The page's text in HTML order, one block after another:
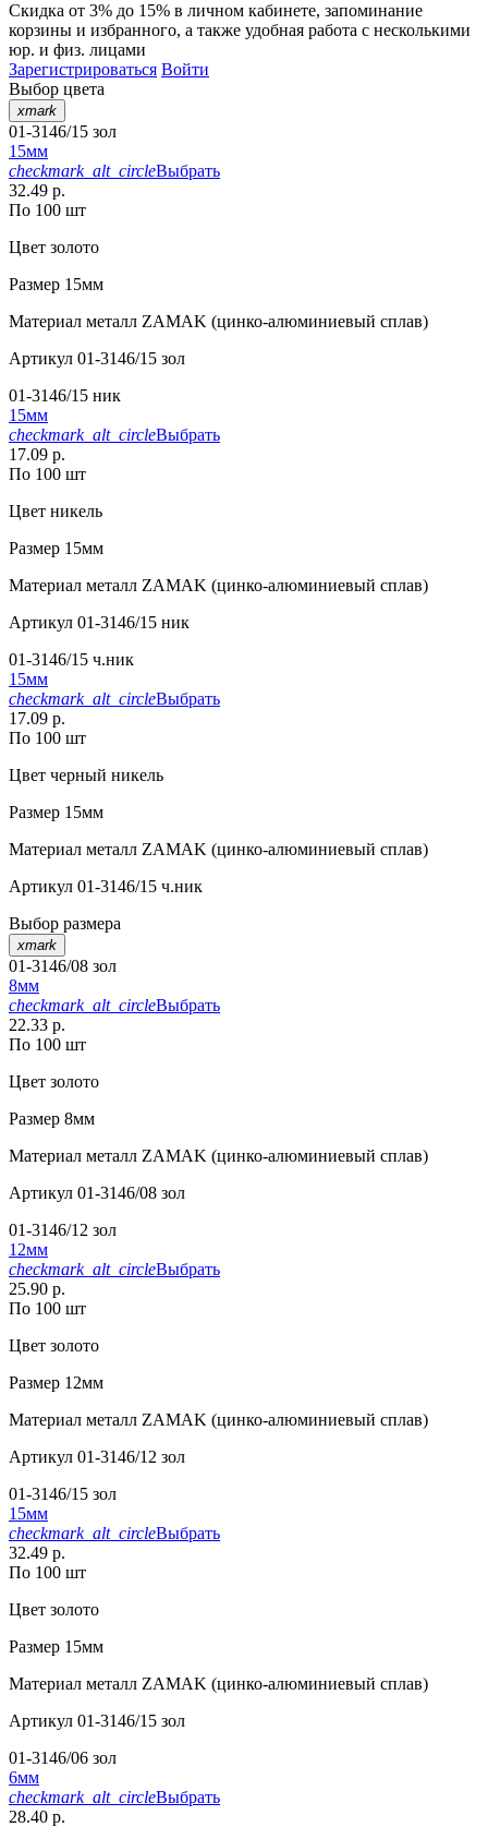
Скидка от 3% до 15% в личном кабинете, запоминание
корзины и избранного, а также удобная работа с несколькими
юр. и физ. лицами
Зарегистрироваться Войти
Выбор цвета
xmark
01-3146/15 зол
15мм
checkmark_alt_circleВыбрать
32.49 р.
По 100 шт
Цвет золото
Размер 15мм
Материал металл ZAMAK (цинко-алюминиевый сплав)
Артикул 01-3146/15 зол
01-3146/15 ник
15мм
checkmark_alt_circleВыбрать
17.09 р.
По 100 шт
Цвет никель
Размер 15мм
Материал металл ZAMAK (цинко-алюминиевый сплав)
Артикул 01-3146/15 ник
01-3146/15 ч.ник
15мм
checkmark_alt_circleВыбрать
17.09 р.
По 100 шт
Цвет черный никель
Размер 15мм
Материал металл ZAMAK (цинко-алюминиевый сплав)
Артикул 01-3146/15 ч.ник
Выбор размера
xmark
01-3146/08 зол
8мм
checkmark_alt_circleВыбрать
22.33 р.
По 100 шт
Цвет золото
Размер 8мм
Материал металл ZAMAK (цинко-алюминиевый сплав)
Артикул 01-3146/08 зол
01-3146/12 зол
12мм
checkmark_alt_circleВыбрать
25.90 р.
По 100 шт
Цвет золото
Размер 12мм
Материал металл ZAMAK (цинко-алюминиевый сплав)
Артикул 01-3146/12 зол
01-3146/15 зол
15мм
checkmark_alt_circleВыбрать
32.49 р.
По 100 шт
Цвет золото
Размер 15мм
Материал металл ZAMAK (цинко-алюминиевый сплав)
Артикул 01-3146/15 зол
01-3146/06 зол
6мм
checkmark_alt_circleВыбрать
28.40 р.